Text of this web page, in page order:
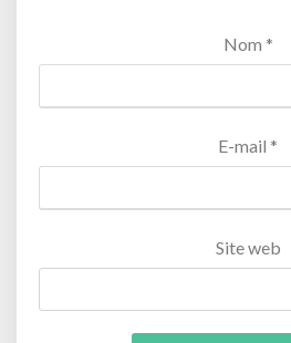
Nom *
E-mail *
Site web